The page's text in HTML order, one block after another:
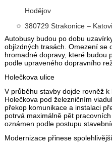
Hodějov
380729 Strakonice –
Autobusy budou po dobu
objízdných trasách. Omezení se
hromadné dopravy, které budou
podle upraveného dopravního
Holečkova ulice
V průběhu stavby dojde rovněž
Holečkova pod železničním
překop komunikace a instalaci
potrvá maximálně pět
oznámen podle postupu
Modernizace přinese